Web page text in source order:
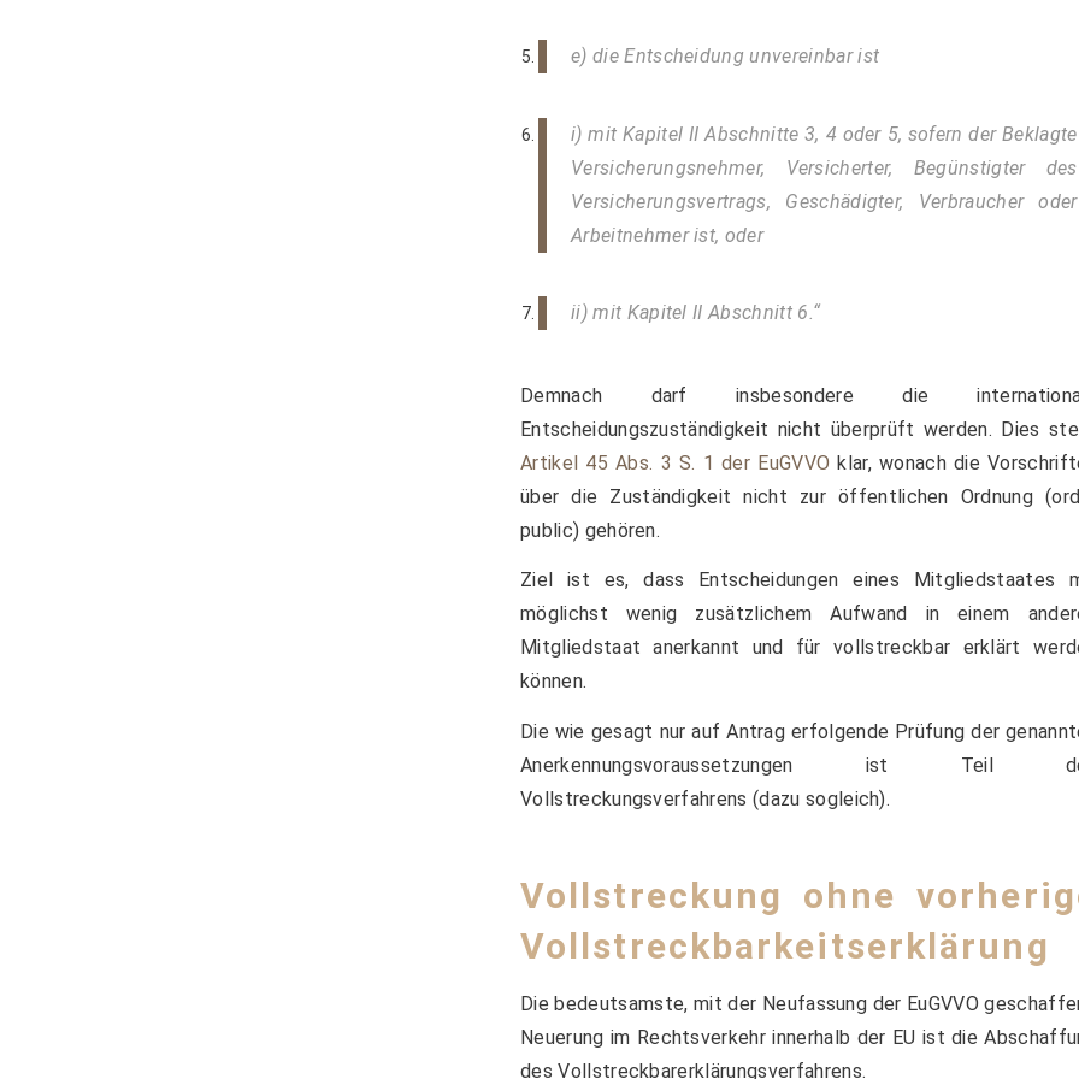
e) die Entscheidung unvereinbar ist
i) mit Kapitel II Abschnitte 3, 4 oder 5, sofern der Beklagte
Versicherungsnehmer, Versicherter, Begünstigter des
Versicherungsvertrags, Geschädigter, Verbraucher oder
Arbeitnehmer ist, oder
ii) mit Kapitel II Abschnitt 6.“
Demnach darf insbesondere die
Entscheidungszuständigkeit nicht überprüft werden. Dies
Artikel 45 Abs. 3 S. 1 der EuGVVO klar, wonach die
über die Zuständigkeit nicht zur öffentlichen Ordnung
public) gehören.
Ziel ist es, dass Entscheidungen eines Mitgliedstaates
möglichst wenig zusätzlichem Aufwand in einem
Mitgliedstaat anerkannt und für vollstreckbar erklärt
können.
Die wie gesagt nur auf Antrag erfolgende Prüfung der
Anerkennungsvoraussetzungen ist Teil
Vollstreckungsverfahrens (dazu sogleich).
Vollstreckung ohne
Vollstreckbarkeitserklärung
Die bedeutsamste, mit der Neufassung der EuGVVO
Neuerung im Rechtsverkehr innerhalb der EU ist die
des Vollstreckbarerklärungsverfahrens.